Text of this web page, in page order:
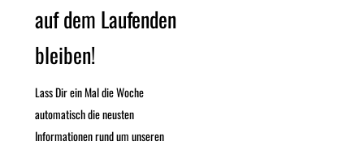
auf dem Laufenden
bleiben!
Lass Dir ein Mal die Woche
automatisch die neusten
Informationen rund um unseren